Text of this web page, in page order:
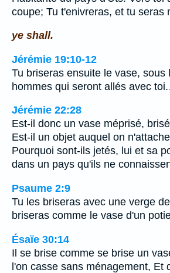
coupe; Tu t'enivreras, et tu seras
ye shall.
Jérémie 19:10-12
Tu briseras ensuite le vase, sous
hommes qui seront allés avec
Jérémie 22:28
Est-il donc un vase méprisé,
Est-il un objet auquel on
Pourquoi sont-ils jetés, lui et sa
dans un pays qu'ils ne
Psaume 2:9
Tu les briseras avec une verge
briseras comme le vase d'un
Ésaïe 30:14
Il se brise comme se brise un
l'on casse sans ménagement, Et